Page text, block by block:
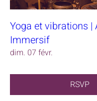
Yoga et vibrations |
Immersif
dim. 07 févr.
RSVP